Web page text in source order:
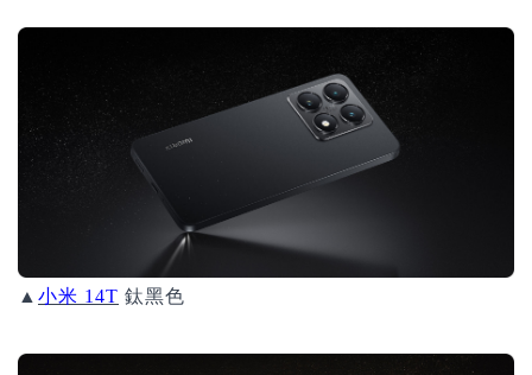
▲ 小米 14T 鈦黑色